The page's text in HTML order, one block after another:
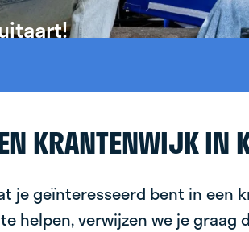
KRANTENWIJK IN
je geïnteresseerd bent in een
helpen, verwijzen we je graag